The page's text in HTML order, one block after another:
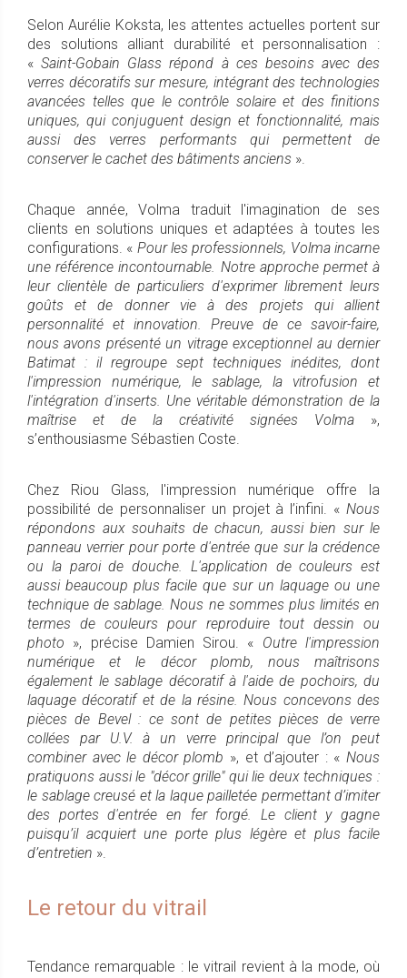
Selon Aurélie Koksta, les attentes actuelles portent sur
des solutions alliant durabilité et personnalisation :
«Saint-Gobain Glass répond à ces besoins avec des
verres décoratifs sur mesure, intégrant des technologies
avancées telles que le contrôle solaire et des finitions
uniques, qui conjuguent design et fonctionnalité, mais
aussi des verres performants qui permettent de
conserver le cachet des bâtiments anciens ».
Chaque année, Volma traduit l'imagination de ses
clients en solutions uniques et adaptées à toutes les
configurations. « Pour les professionnels, Volma incarne
une référence incontournable. Notre approche permet à
leur clientèle de particuliers d'exprimer librement leurs
goûts et de donner vie à des projets qui allient
personnalité et innovation. Preuve de ce savoir-faire,
nous avons présenté un vitrage exceptionnel au dernier
Batimat : il regroupe sept techniques inédites, dont
l'impression numérique, le sablage, la vitrofusion et
l'intégration d'inserts. Une véritable démonstration de la
maîtrise et de la créativité signées Volma »,
s’enthousiasme Sébastien Coste.
Chez Riou Glass, l'impression numérique offre la
possibilité de personnaliser un projet à l’infini. « Nous
répondons aux souhaits de chacun, aussi bien sur le
panneau verrier pour porte d'entrée que sur la crédence
ou la paroi de douche. L'application de couleurs est
aussi beaucoup plus facile que sur un laquage ou une
technique de sablage. Nous ne sommes plus limités en
termes de couleurs pour reproduire tout dessin ou
photo », précise Damien Sirou. « Outre l'impression
numérique et le décor plomb, nous maîtrisons
également le sablage décoratif à l'aide de pochoirs, du
laquage décoratif et de la résine. Nous concevons des
pièces de Bevel : ce sont de petites pièces de verre
collées par U.V. à un verre principal que l’on peut
combiner avec le décor plomb », et d’ajouter : « Nous
pratiquons aussi le "décor grille" qui lie deux techniques :
le sablage creusé et la laque pailletée permettant d’imiter
des portes d'entrée en fer forgé. Le client y gagne
puisqu’il acquiert une porte plus légère et plus facile
d’entretien ».
Le retour du vitrail
Tendance remarquable : le vitrail revient à la mode, où